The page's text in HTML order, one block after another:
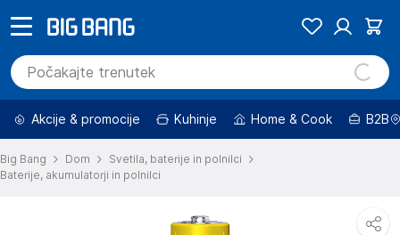
Akcije & promocije Kuhinje Home & Cook B2B
Big Bang Dom
Svetila, baterije in polnilci
Baterije, akumulatorji in polnilci